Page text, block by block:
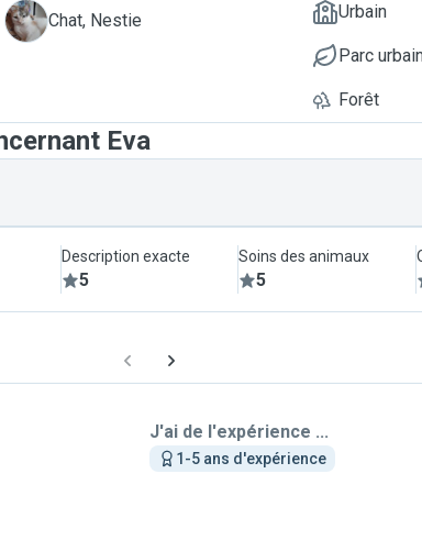
N
Chat, Nestie
Urbain
Parc
Forêt
Eva
Description exacte
5
Soins des animaux
5
J'ai de l'expérience ...
1-5 ans d'expérience